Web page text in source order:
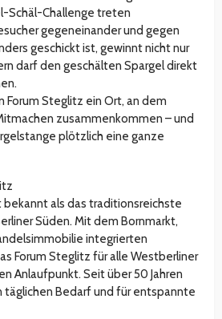
Schäl-Challenge treten
gegeneinander und gegen
geschickt ist, gewinnt nicht nur
darf den geschälten Spargel direkt
Steglitz ein Ort, an dem
zusammenkommen – und
plötzlich eine ganze
bekannt als das traditionsreichste
Süden. Mit dem Bornmarkt,
integrierten
Forum Steglitz für alle Westberliner
Anlaufpunkt. Seit über 50 Jahren
täglichen Bedarf und für entspannte